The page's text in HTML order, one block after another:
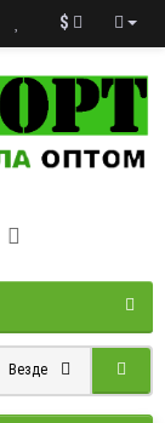
$
Везде